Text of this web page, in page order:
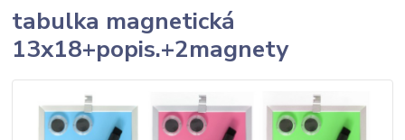
tabulka magnetická
13x18+popis.+2magnety